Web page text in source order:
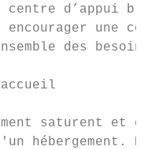
d’appui
encourager une
des besoins
saturent et
d'un hébergement.